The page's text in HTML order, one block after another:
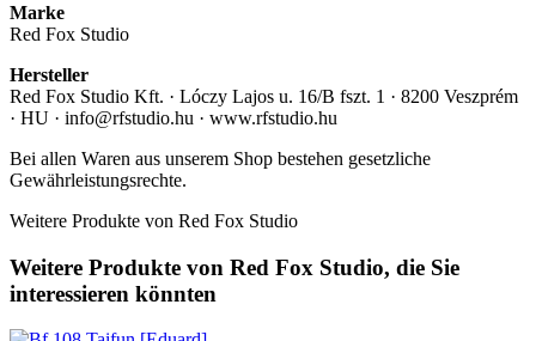
Marke
Red Fox Studio
Hersteller
Red Fox Studio Kft. · Lóczy Lajos u. 16/B fszt. 1 · 8200 Veszprém
· HU · info@rfstudio.hu · www.rfstudio.hu
Bei allen Waren aus unserem Shop bestehen gesetzliche
Gewährleistungsrechte.
Weitere Produkte von Red Fox Studio
Weitere Produkte von Red Fox Studio, die Sie
interessieren könnten